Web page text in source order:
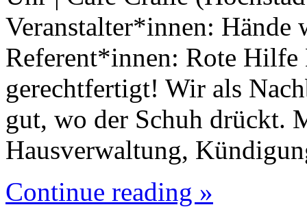
Veranstalter*innen: Hände
Referent*innen: Rote
gerechtfertigt! Wir als
gut, wo der Schuh drückt.
Hausverwaltung,
Continue reading »